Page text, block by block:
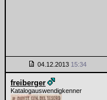
04.12.2013 15:34
freiberger
Katalogauswendigkenner